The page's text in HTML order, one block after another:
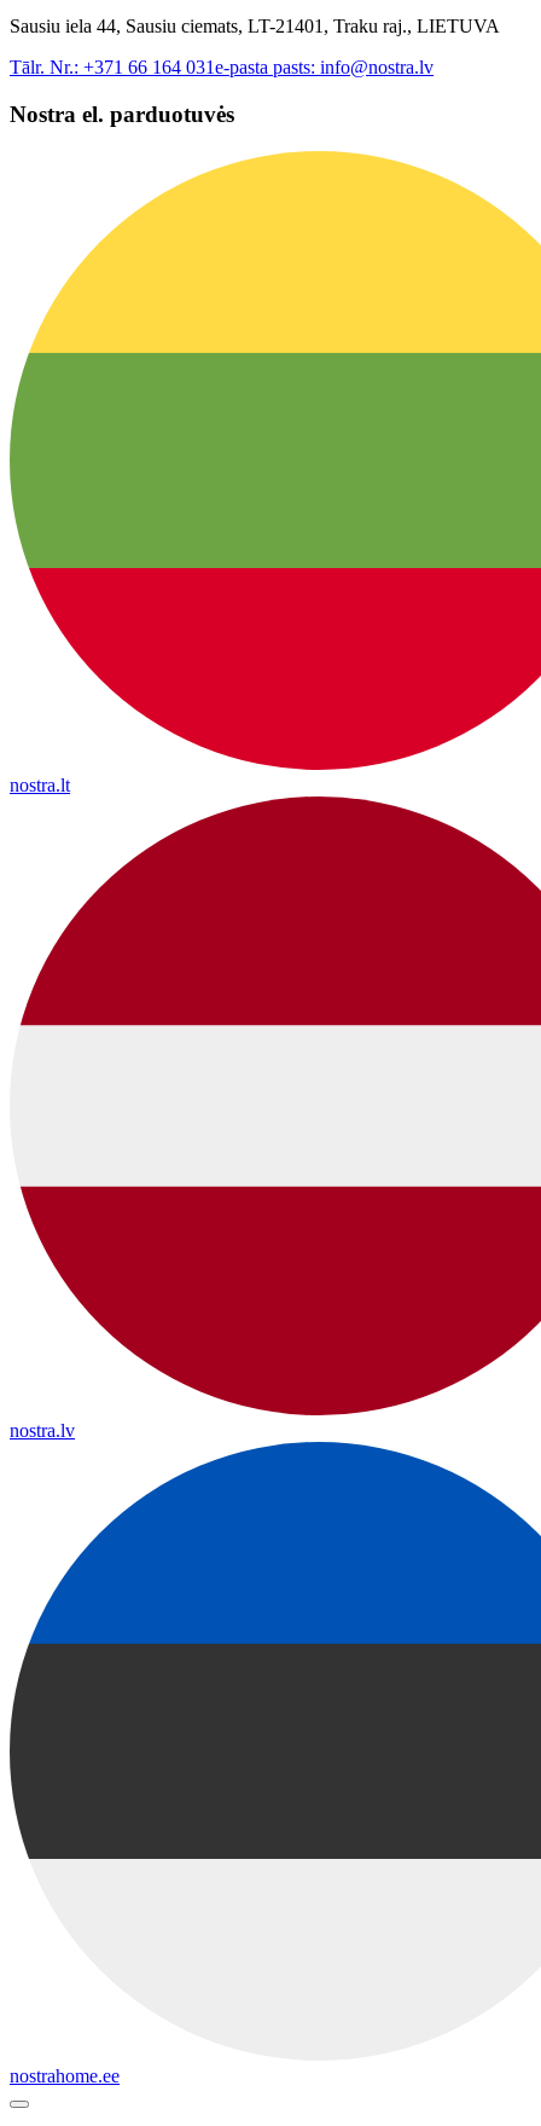
Sausiu iela 44, Sausiu ciemats, LT-21401, Traku raj., LIETUVA
Tālr. Nr.: +371 66 164 031e-pasta pasts: info@nostra.lv
Nostra el. parduotuvės
nostra.lt
nostra.lv
nostrahome.ee